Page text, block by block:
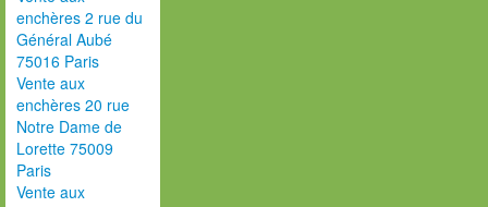
enchères 2 rue du
Général Aubé
75016 Paris
Vente aux
enchères 20 rue
Notre Dame de
Lorette 75009
Paris
Vente aux